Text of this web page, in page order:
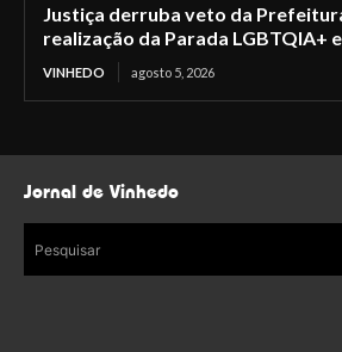
Justiça derruba veto da
realização da Parada LGBTQIA+
VINHEDO agosto 5, 2026
Jornal de Vinhedo
Pesquisar